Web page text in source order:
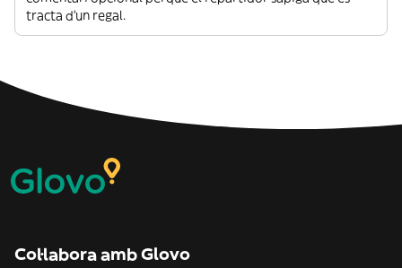
tracta d’un regal.
Col·labora amb Glovo